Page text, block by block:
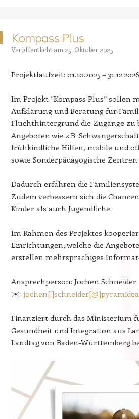
Kompass Plus
Veröffentlicht am 25. Oktober 2025
Projektlaufzeit: 01.10.2025 – 31.12.2026
Im Projekt “Kompass Plus” sollen
Aufklärung und Beratung für
Fluchthintergrund die Zugänge zu
Angeboten wie z.B.
frühkindliche Hilfen, mobile und
sowie Sonderpädagogische
Dadurch erfahren die
Zudem verbessern sich die
Kinder als auch Jugendliche.
Im Rahmen des Projektes
Einrichtungen, welche die
erstellen mehrsprachiges
Ansprechperson: Jochen Schneider
✉️:
Finanziert durch das Ministerium
Gesundheit und Integration aus
Landtag von Baden-Württemberg